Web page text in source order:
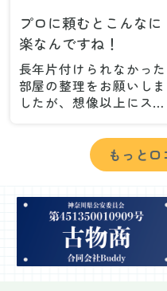
プロに頼むとこんなに
楽なんですね！
長年片付けられなかった
部屋の整理をお願いしま
したが、想像以上にスム
が集めた物や古い家具が
多く、自分たちだけでは
どうにもならない状態で
んが手際よく片付けてく
れたので、部屋が驚くほ
どスッキリしました。自
分では手が回らなかった
場所も含め、プロの力を
もっと口